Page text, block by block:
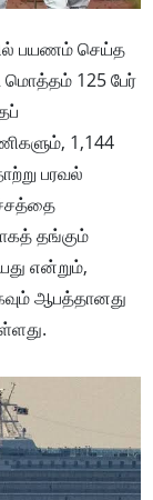
பயணம் செய்த
மொத்தம் 125 பேர்
1,144
பரவல்
தங்கும்
என்றும்,
ஆபத்தானது